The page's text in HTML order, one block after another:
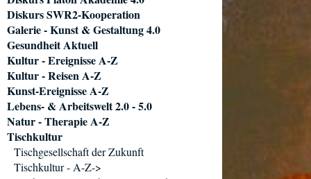
Diskurs SWR2-Kooperation
Galerie - Kunst & Gestaltung 4.0
Gesundheit Aktuell
Kultur - Ereignisse A-Z
Kultur - Reisen A-Z
Kunst-Ereignisse A-Z
Lebens- & Arbeitswelt 2.0 - 5.0
Natur - Therapie A-Z
Tischkultur
Tischgesellschaft der Zukunft
Tischkultur - A-Z->